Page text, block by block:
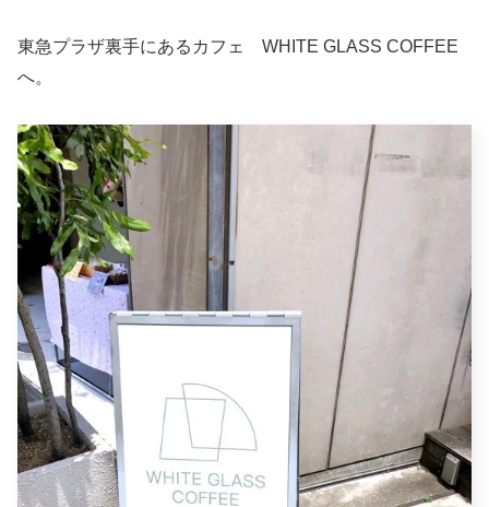
東急プラザ裏手にあるカフェ WHITE GLASS COFFEE
へ。